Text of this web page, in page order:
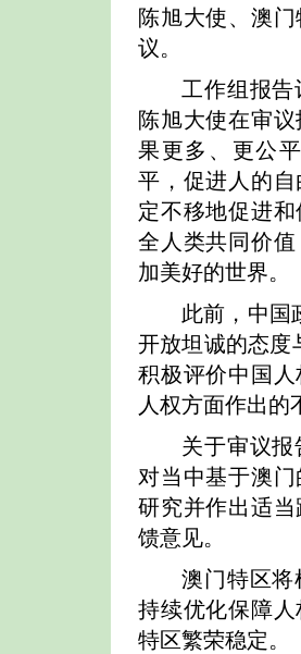
陈旭大使、澳
议。
工作组报告
陈旭大使在审
果更多、更公
平，促进人的
定不移地促进
全人类共同价
加美好的世界。
此前，中国
开放坦诚的态度
积极评价中国
人权方面作出的
关于审议
对当中基于澳
研究并作出适
馈意见。
澳门特区将
持续优化保障
特区繁荣稳定。